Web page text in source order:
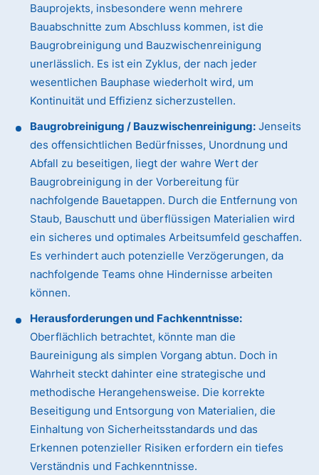
Bauprojekts, insbesondere wenn mehrere
Bauabschnitte zum Abschluss kommen, ist die
Baugrobreinigung und Bauzwischenreinigung
unerlässlich. Es ist ein Zyklus, der nach jeder
wesentlichen Bauphase wiederholt wird, um
Kontinuität und Effizienz sicherzustellen.
Baugrobreinigung / Bauzwischenreinigung: Jenseits
des offensichtlichen Bedürfnisses, Unordnung und
Abfall zu beseitigen, liegt der wahre Wert der
Baugrobreinigung in der Vorbereitung für
nachfolgende Bauetappen. Durch die Entfernung von
Staub, Bauschutt und überflüssigen Materialien wird
ein sicheres und optimales Arbeitsumfeld geschaffen.
Es verhindert auch potenzielle Verzögerungen, da
nachfolgende Teams ohne Hindernisse arbeiten
können.
Herausforderungen und Fachkenntnisse:
Oberflächlich betrachtet, könnte man die
Baureinigung als simplen Vorgang abtun. Doch in
Wahrheit steckt dahinter eine strategische und
methodische Herangehensweise. Die korrekte
Beseitigung und Entsorgung von Materialien, die
Einhaltung von Sicherheitsstandards und das
Erkennen potenzieller Risiken erfordern ein tiefes
Verständnis und Fachkenntnisse.